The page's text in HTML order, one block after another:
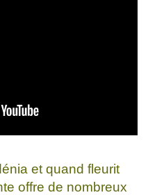
et quand fleurit
offre de nombreux